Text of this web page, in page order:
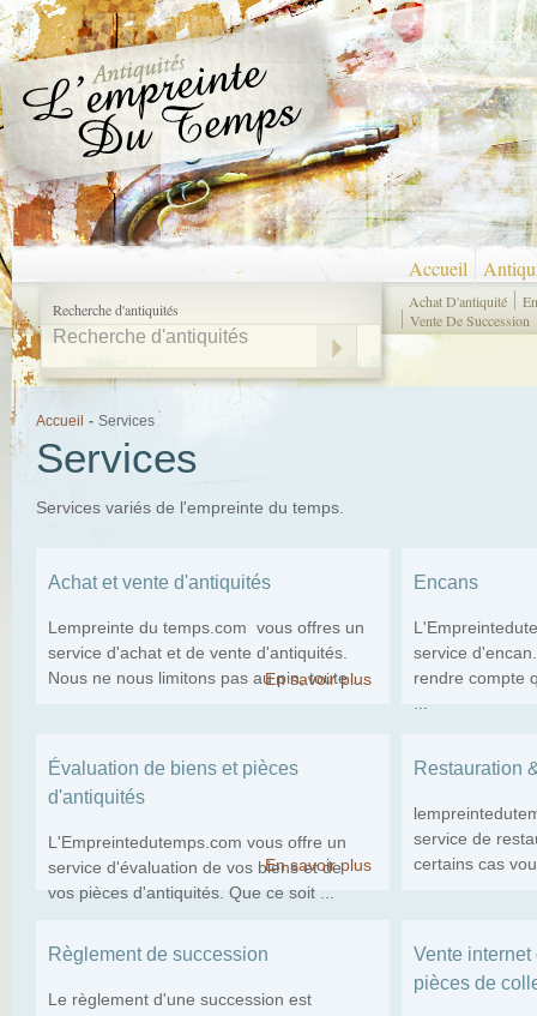
Recherche d'antiquités
Accueil
Achat D'antiquité
Vente De Succession
Accueil - Services
Services
Services variés de l'empreinte du temps.
Achat et vente d'antiquités
Lempreinte du temps.com vous offres un
service d'achat et de vente d'antiquités.
Nous ne nous limitons pas au pin, toute ...
En savoir plus
Encans
service
rendre compte
Évaluation de biens et pièces
d'antiquités
L'Empreintedutemps.com vous offre un
service d'évaluation de vos biens et de
vos pièces d'antiquités. Que ce soit ...
En savoir plus
Restauration
service de
certains cas
Règlement de succession
Le règlement d'une succession est
Vente internet
pièces de